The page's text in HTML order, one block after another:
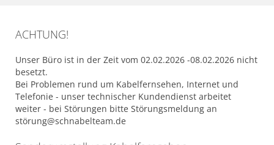
ACHTUNG!
Unser Büro ist in der Zeit vom 02.02.2026 -08.02.2026 nicht
besetzt.
Bei Problemen rund um Kabelfernsehen, Internet und
Telefonie - unser technischer Kundendienst arbeitet
weiter - bei Störungen bitte Störungsmeldung an
störung@schnabelteam.de